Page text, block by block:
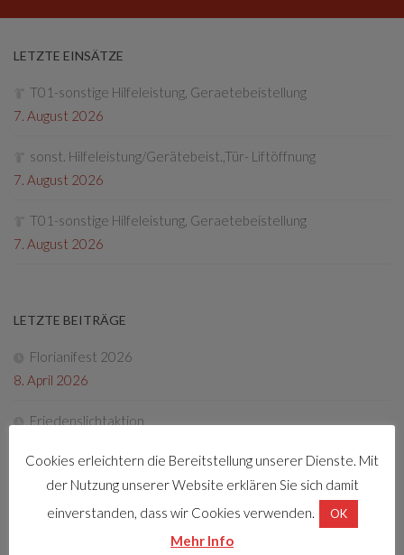
LETZTE EINSÄTZE
T01-sonstige Hilfeleistung, Geraetebeistellung
7. August 2026
sonst. Hilfeleistung/Gerätebeist.,Tür- Liftöffnung
7. August 2026
T01-sonstige Hilfeleistung, Geraetebeistellung
7. August 2026
LETZTE BEITRÄGE
Florianifest 2026
8. April 2026
Friedenslichtaktion
Tag der offenen Tür 2025
4. Oktober 2025
Cookies erleichtern die Bereitstellung unserer Dienste. Mit
der Nutzung unserer Website erklären Sie sich damit
einverstanden, dass wir Cookies verwenden.
OK
Mehr Info